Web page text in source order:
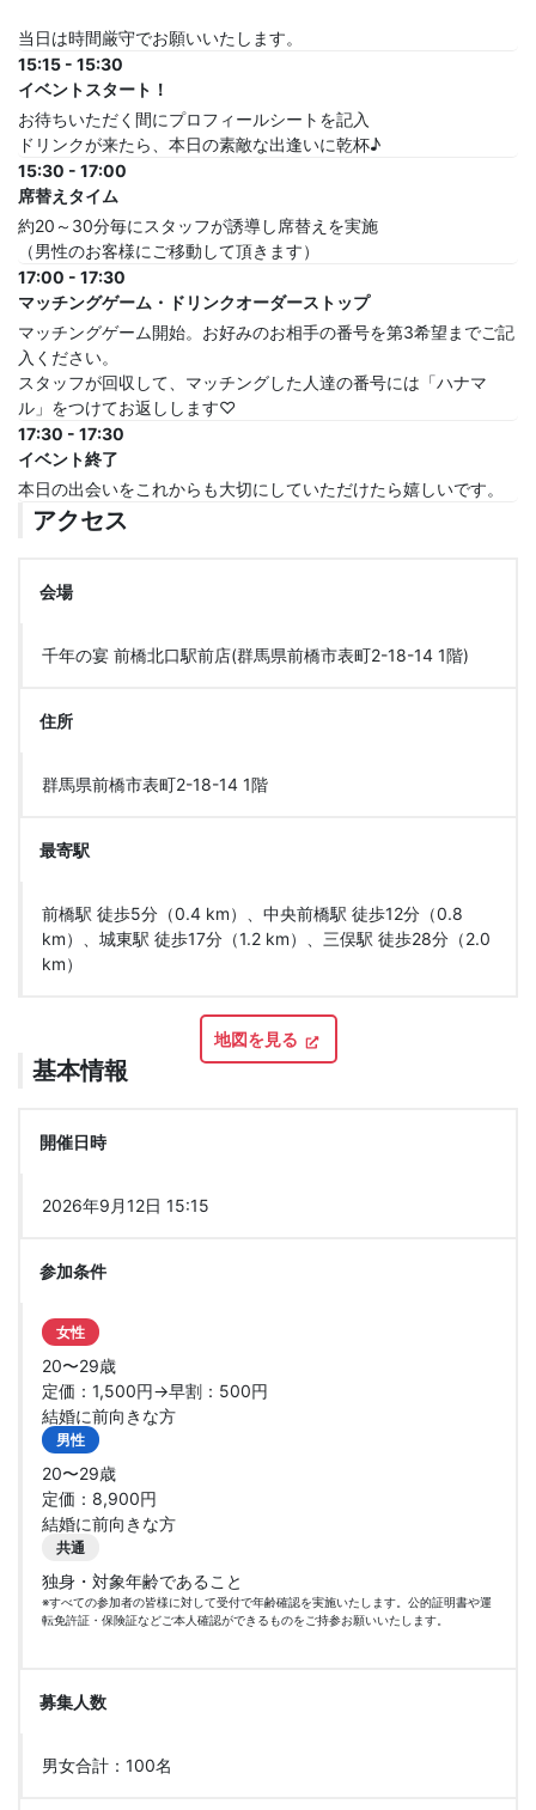
当日は時間厳守でお願いいたします。
15:15 - 15:30
イベントスタート！
お待ちいただく間にプロフィールシートを記入
ドリンクが来たら、本日の素敵な出逢いに乾杯♪
15:30 - 17:00
席替えタイム
約20～30分毎にスタッフが誘導し席替えを実施
（男性のお客様にご移動して頂きます）
17:00 - 17:30
マッチングゲーム・ドリンクオーダーストップ
マッチングゲーム開始。お好みのお相手の番号を第3希望までご記
入ください。
スタッフが回収して、マッチングした人達の番号には「ハナマ
ル」をつけてお返しします♡
17:30 - 17:30
イベント終了
本日の出会いをこれからも大切にしていただけたら嬉しいです。
アクセス
会場
千年の宴 前橋北口駅前店(群馬県前橋市表町2-18-14 1階)
住所
群馬県前橋市表町2-18-14 1階
最寄駅
前橋駅 徒歩5分（0.4 km）、中央前橋駅 徒歩12分（0.8
km）、城東駅 徒歩17分（1.2 km）、三俣駅 徒歩28分（2.0
km）
地図を見る
基本情報
開催日時
2026年9月12日 15:15
参加条件
女性
20〜29歳
定価：1,500円→早割：500円
結婚に前向きな方
男性
20〜29歳
定価：8,900円
結婚に前向きな方
共通
独身・対象年齢であること
※すべての参加者の皆様に対して受付で年齢確認を実施いたします。公的証明書や運
転免許証・保険証などご本人確認ができるものをご持参お願いいたします。
募集人数
男女合計：100名